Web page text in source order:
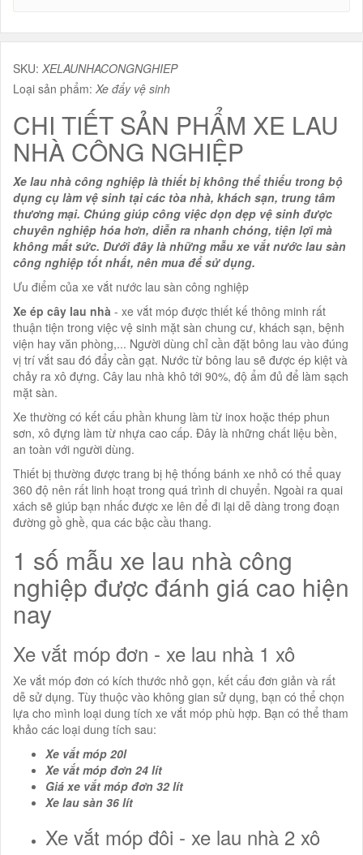
SKU: XELAUNHACONGNGHIEP
Loại sản phẩm: Xe đẩy vệ sinh
CHI TIẾT SẢN PHẨM XE LAU
NHÀ CÔNG NGHIỆP
Xe lau nhà công nghiệp là thiết bị không thể thiếu trong bộ
dụng cụ làm vệ sinh tại các tòa nhà, khách sạn, trung tâm
thương mại. Chúng giúp công việc dọn dẹp vệ sinh được
chuyên nghiệp hóa hơn, diễn ra nhanh chóng, tiện lợi mà
không mất sức. Dưới đây là những mẫu xe vắt nước lau sàn
công nghiệp tốt nhất, nên mua để sử dụng.
Ưu điểm của xe vắt nước lau sàn công nghiệp
Xe ép cây lau nhà - xe vắt móp được thiết kế thông minh rất
thuận tiện trong việc vệ sinh mặt sàn chung cư, khách sạn, bệnh
viện hay văn phòng,... Người dùng chỉ cần đặt bông lau vào đúng
vị trí vắt sau đó đẩy cần gạt. Nước từ bông lau sẽ được ép kiệt và
chảy ra xô đựng. Cây lau nhà khô tới 90%, độ ẩm đủ để làm sạch
mặt sàn.
Xe thường có kết cấu phần khung làm từ inox hoặc thép phun
sơn, xô đựng làm từ nhựa cao cấp. Đây là những chất liệu bền,
an toàn với người dùng.
Thiết bị thường được trang bị hệ thống bánh xe nhỏ có thể quay
360 độ nên rất linh hoạt trong quá trình di chuyển. Ngoài ra quai
xách sẽ giúp bạn nhấc được xe lên để đi lại dễ dàng trong đoạn
đường gồ ghề, qua các bậc cầu thang.
1 số mẫu xe lau nhà công
nghiệp được đánh giá cao hiện
nay
Xe vắt móp đơn - xe lau nhà 1 xô
Xe vắt móp đơn có kích thước nhỏ gọn, kết cấu đơn giản và rất
dễ sử dụng. Tùy thuộc vào không gian sử dụng, bạn có thể chọn
lựa cho mình loại dung tích xe vắt móp phù hợp. Bạn có thể tham
khảo các loại dung tích sau:
Xe vắt móp 20l
Xe vắt móp đơn 24 lít
Giá xe vắt móp đơn 32 lít
Xe lau sàn 36 lít
Xe vắt móp đôi - xe lau nhà 2 xô